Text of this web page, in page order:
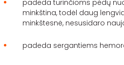
padeda turinčioms pėdų
minkština, todėl daug
minkštesnė, nesusidaro
padeda sergantiems